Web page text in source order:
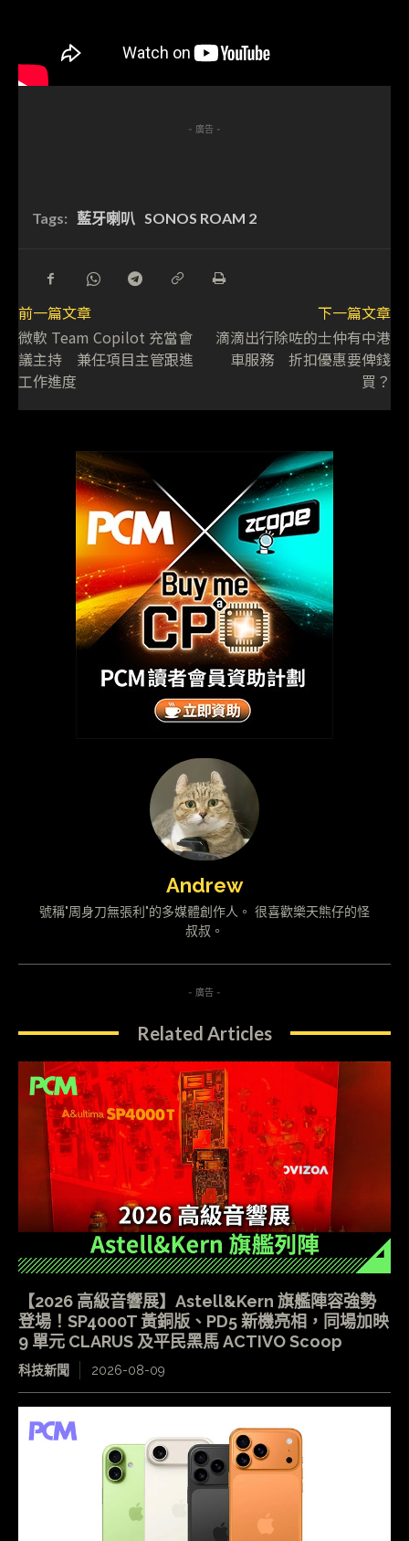
- 廣告 -
Tags: 藍牙喇叭 SONOS ROAM 2
前一篇文章
微軟 Team Copilot 充當會
議主持 兼任項目主管跟進
工作進度
下一篇文章
滴滴出行除咗的士仲有中港
車服務 折扣優惠要俾錢
買？
Andrew
號稱"周身刀無張利"的多媒體創作人。 很喜歡樂天熊仔的怪
叔叔。
- 廣告 -
Related Articles
【2026 高級音響展】Astell&Kern 旗艦陣容強勢
登場！SP4000T 黃銅版、PD5 新機亮相，同場加映
9 單元 CLARUS 及平民黑馬 ACTIVO Scoop
科技新聞 2026-08-09